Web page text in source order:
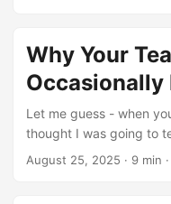
популяризации
находят ошибки, они
действуют как
написанию тестов.
заслуживает теста....
Why Your
Occasionally
Let me guess - when
thought I was going to
skip code reviews, or
August 25, 2025 · 9 min